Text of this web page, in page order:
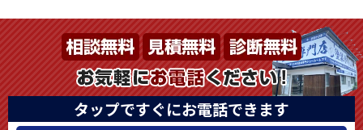
タップですぐにお電話できます